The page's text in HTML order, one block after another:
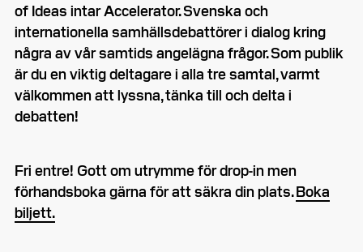
of Ideas intar Accelerator. Svenska och
internationella samhällsdebattörer i dialog kring
några av vår samtids angelägna frågor. Som publik
är du en viktig deltagare i alla tre samtal, varmt
välkommen att lyssna, tänka till och delta i
debatten!
Fri entre! Gott om utrymme för drop-in men
förhandsboka gärna för att säkra din plats.Boka
biljett.